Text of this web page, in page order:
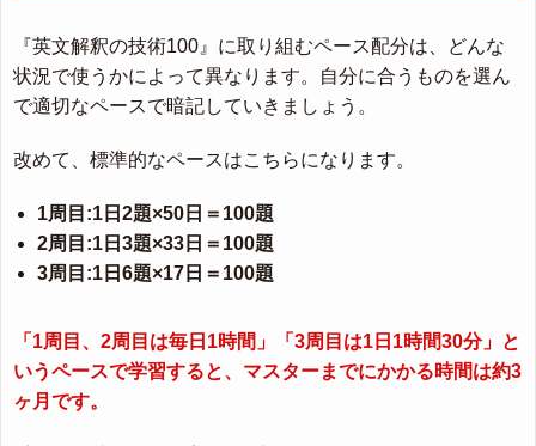
『英文解釈の技術100』に取り組むペース配分は、どんな
状況で使うかによって異なります。自分に合うものを選ん
で適切なペースで暗記していきましょう。
改めて、標準的なペースはこちらになります。
1周目:1日2題×50日＝100題
2周目:1日3題×33日＝100題
3周目:1日6題×17日＝100題
「1周目、2周目は毎日1時間」「3周目は1日1時間30分」と
いうペースで学習すると、マスターまでにかかる時間は約3
ヶ月です。